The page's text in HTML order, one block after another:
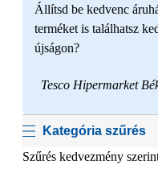
Állítsd be kedvenc
terméket is találhatsz
újságon?
Tesco Hipermarket
Kategória szűrés
Szűrés kedvezmény